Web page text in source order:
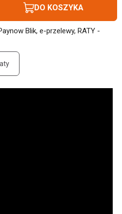
DO KOSZYKA
Blik, e-przelewy, RATY -